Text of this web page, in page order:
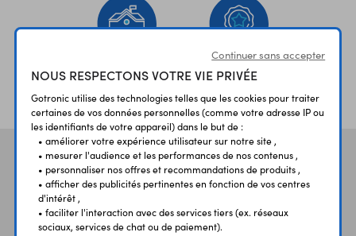
ÉTABLISSEMENTS
SCOLAIRES
PLUS 30 ANS
D’EXPERIENCE
Vos aviset témoignages
Continuer sans accepter
NOUS RESPECTONS VOTRE VIE PRIVÉE
Gotronic utilise des technologies telles que les cookies pour traiter
certaines de vos données personnelles (comme votre adresse IP ou
les identifiants de votre appareil) dans le but de :
• améliorer votre expérience utilisateur sur notre site ,
• mesurer l'audience et les performances de nos contenus ,
• personnaliser nos offres et recommandations de produits ,
• afficher des publicités pertinentes en fonction de vos centres
d'intérêt ,
• faciliter l'interaction avec des services tiers (ex. réseaux
sociaux, services de chat ou de paiement).